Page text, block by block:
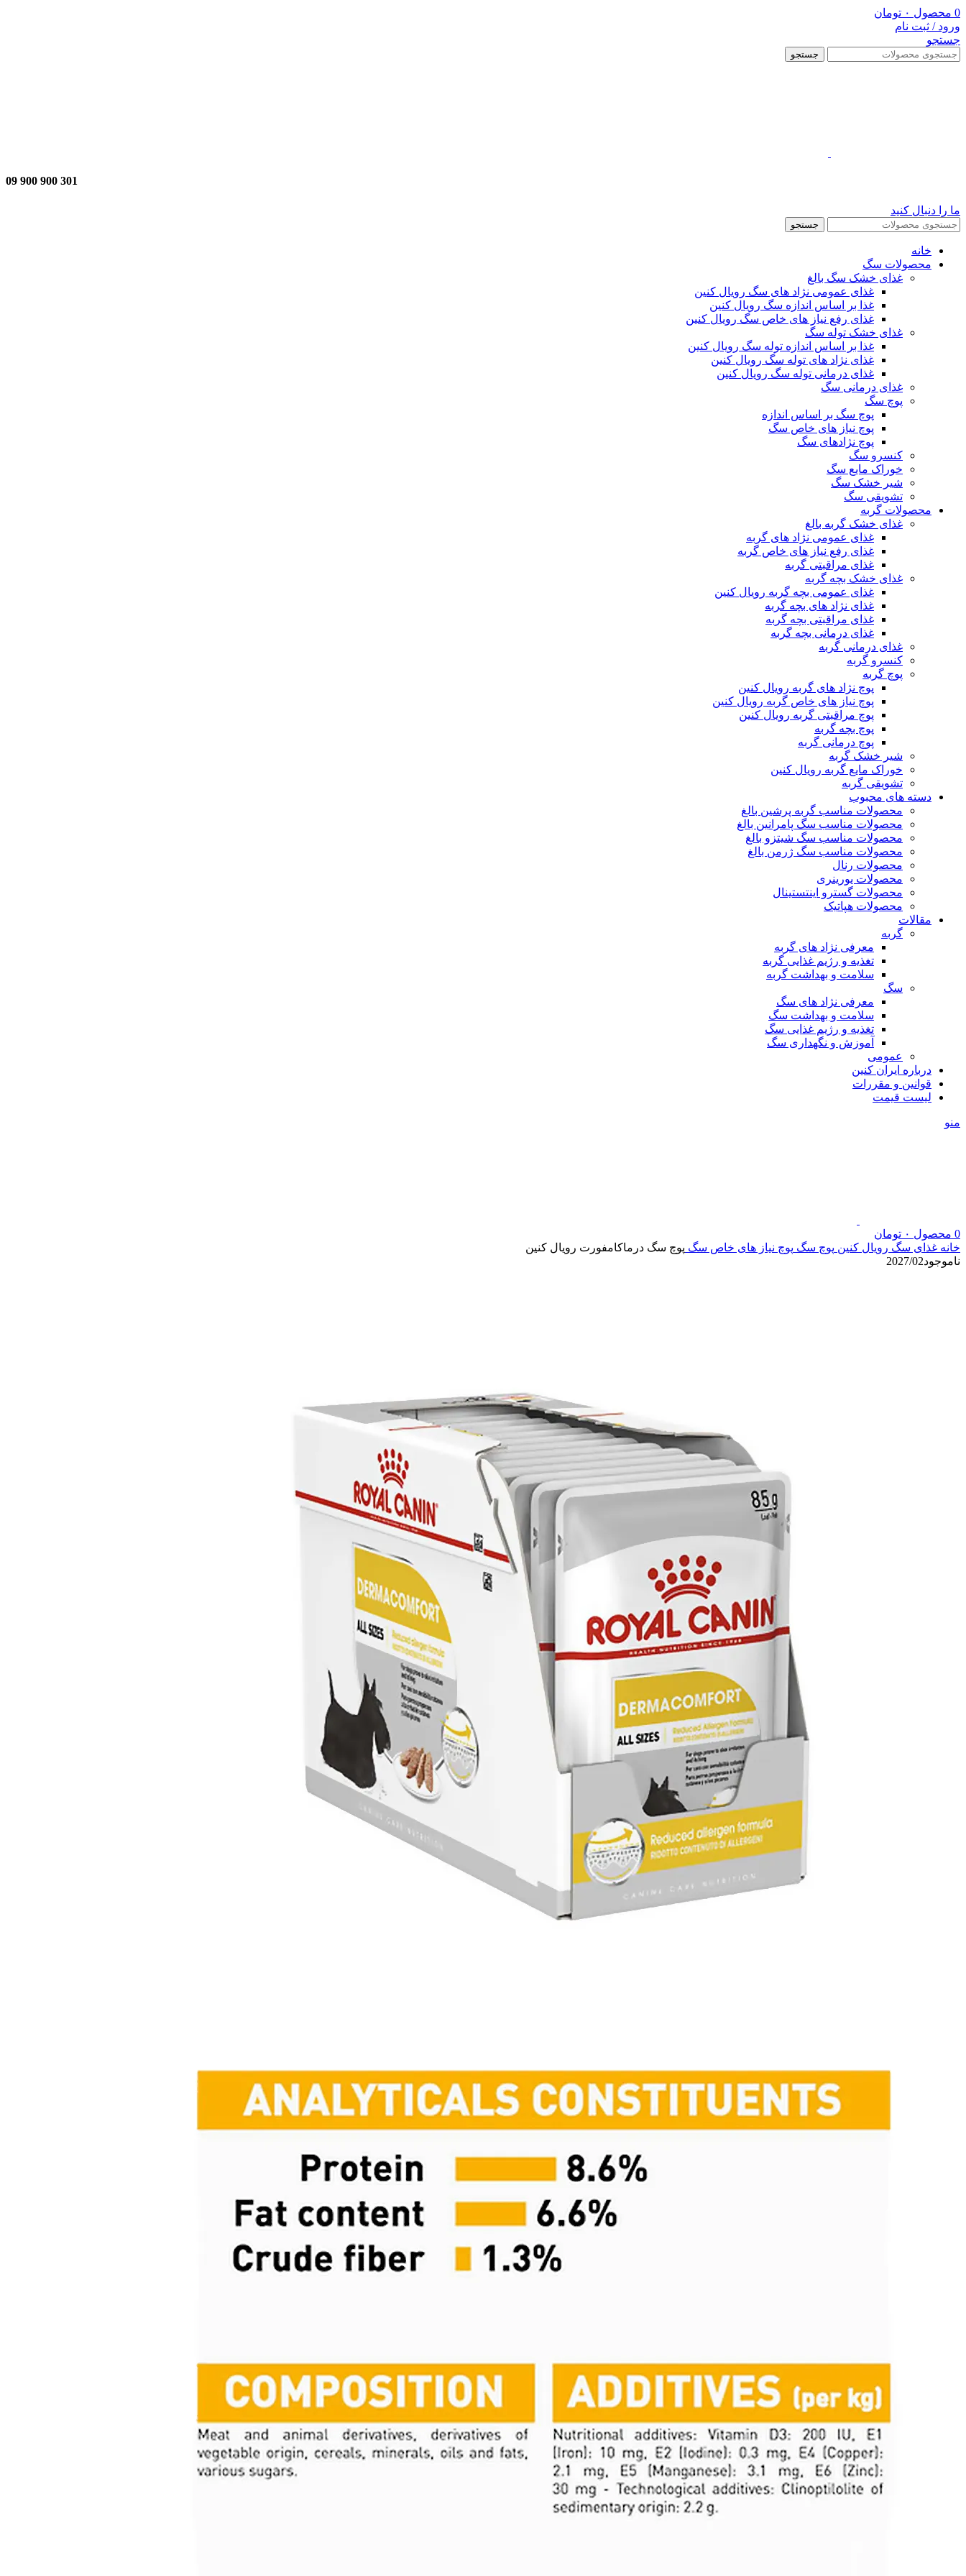
0 محصول ۰ تومان
ورود / ثبت نام
جستجو
جستجو
301 900 900 09
ما را دنبال کنید
جستجو
خانه
محصولات سگ
غذای خشک سگ بالغ
غذای عمومی نژاد های سگ رویال کنین
غذا بر اساس اندازه سگ رویال کنین
غذای رفع نیاز های خاص سگ رویال کنین
غذای خشک توله سگ
غذا بر اساس اندازه توله سگ رویال کنین
غذای نژاد های توله سگ رویال کنین
غذای درمانی توله سگ رویال کنین
غذای درمانی سگ
پوچ سگ
پوچ سگ بر اساس اندازه
پوچ نیاز های خاص سگ
پوچ نژادهای سگ
کنسرو سگ
خوراک مایع سگ
شیر خشک سگ
تشویقی سگ
محصولات گربه
غذای خشک گربه بالغ
غذای عمومی نژاد های گربه
غذای رفع نیاز های خاص گربه
غذای مراقبتی گربه
غذای خشک بچه گربه
غذای عمومی بچه گربه رویال کنین
غذای نژاد های بچه گربه
غذای مراقبتی بچه گربه
غذای درمانی بچه گربه
غذای درمانی گربه
کنسرو گربه
پوچ گربه
پوچ نژاد های گربه رویال کنین
پوچ نیاز های خاص گربه رویال کنین
پوچ مراقبتی گربه رویال کنین
پوچ بچه گربه
پوچ درمانی گربه
شیر خشک گربه
خوراک مایع گربه رویال کنین
تشویقی گربه
دسته های محبوب
محصولات مناسب گربه پرشین بالغ
محصولات مناسب سگ پامرانین بالغ
محصولات مناسب سگ شیتزو بالغ
محصولات مناسب سگ ژرمن بالغ
محصولات رنال
محصولات یورینری
محصولات گسترو اینتستینال
محصولات هپاتیک
مقالات
گربه
معرفی نژاد های گربه
تغذیه و رژیم غذایی گربه
سلامت و بهداشت گربه
سگ
معرفی نژاد های سگ
سلامت و بهداشت سگ
تغذیه و رژیم غذایی سگ
آموزش و نگهداری سگ
عمومی
درباره ایران کنین
قوانین و مقررات
لیست قیمت
منو
0 محصول ۰ تومان
خانه غذای سگ رویال کنین پوچ سگ پوچ نیاز های خاص سگ پوچ سگ درماکامفورت رویال کنین
ناموجود2027/02